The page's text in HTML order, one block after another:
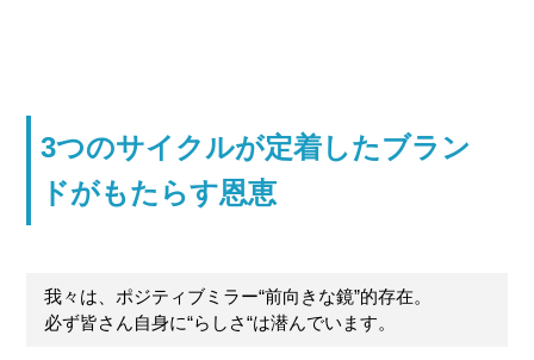
3つのサイクルが定着したブラン
ドがもたらす恩恵
我々は、ポジティブミラー“前向きな鏡”的存在。
必ず皆さん自身に“らしさ“は潜んでいます。